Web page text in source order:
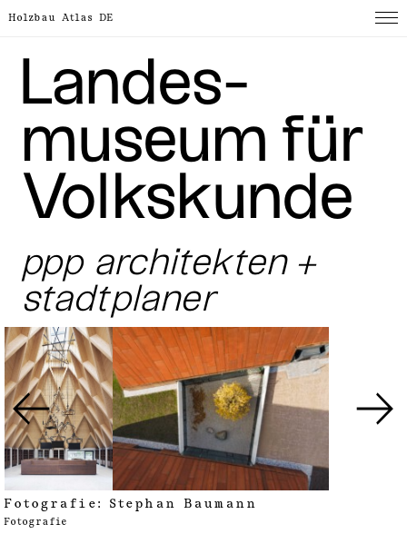
Holzbau Atlas DE
Landes­
museum für
Volks­kunde
ppp architekten +
stadtplaner
Fotografie: Stephan Baumann
Fotografie